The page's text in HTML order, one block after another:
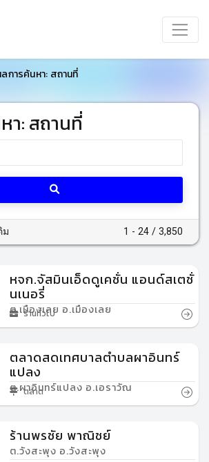
การค้นหา: สถานที่
า: สถานที่
1 - 24 / 3,850
ม
หจก.จัสมินเอ็ดดูเคชั่น แอนด์สเตชั่
นเนอรี่
ต.เมืองเลย อ.เมืองเลย
ร้านทั่วไป
ตลาดสดเทศบาลตำบลผาอินทร์
แปลง
ต.ผาอินทร์แปลง อ.เอราวัณ
ตลาด
ร้านพรชัย พาณิชย์
ต.วังสะพุง อ.วังสะพุง